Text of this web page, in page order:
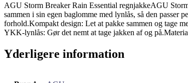
AGU Storm Breaker Rain Essential regnjakkeAGU
sammen i sin egen baglomme med lynlås, så den
forhold.Kompakt design: Let at pakke sammen og tage
YKK-lynlås: Gør det nemt at tage jakken af og
Yderligere information